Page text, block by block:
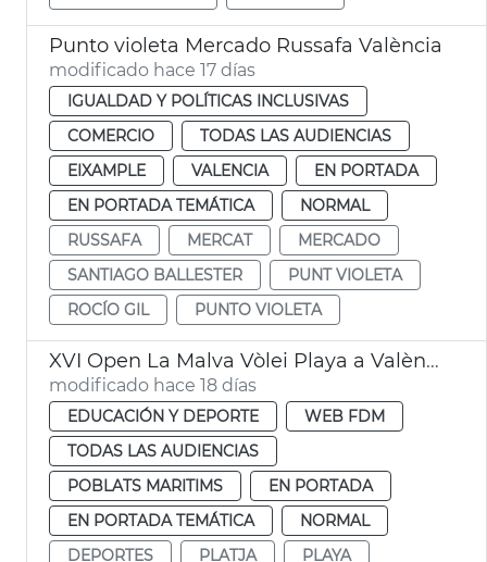
Punto violeta Mercado Russafa València
modificado hace 17 días
IGUALDAD Y POLÍTICAS INCLUSIVAS
COMERCIO
TODAS LAS AUDIENCIAS
EIXAMPLE
VALENCIA
EN PORTADA
EN PORTADA TEMÁTICA
NORMAL
RUSSAFA
MERCAT
MERCADO
SANTIAGO BALLESTER
PUNT VIOLETA
ROCÍO GIL
PUNTO VIOLETA
XVI Open La Malva Vòlei Playa a València
modificado hace 18 días
EDUCACIÓN Y DEPORTE
WEB FDM
TODAS LAS AUDIENCIAS
POBLATS MARITIMS
EN PORTADA
EN PORTADA TEMÁTICA
NORMAL
DEPORTES
PLATJA
PLAYA